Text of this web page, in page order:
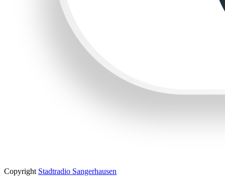
Copyright Stadtradio Sangerhausen